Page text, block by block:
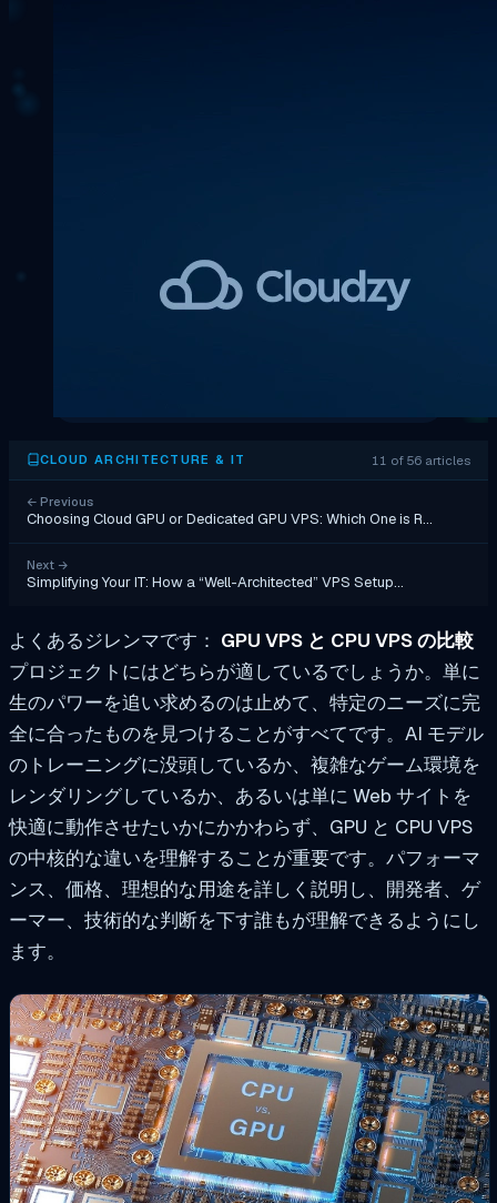
CLOUD ARCHITECTURE & IT 11 of 56 articles
← Previous
Choosing Cloud GPU or Dedicated GPU VPS: Which One is R…
Next →
Simplifying Your IT: How a “Well-Architected” VPS Setup…
よくあるジレンマです： GPU VPS と CPU VPS の比較
プロジェクトにはどちらが適しているでしょうか。単に
生のパワーを追い求めるのは止めて、特定のニーズに完
全に合ったものを見つけることがすべてです。AI モデル
のトレーニングに没頭しているか、複雑なゲーム環境を
レンダリングしているか、あるいは単に Web サイトを
快適に動作させたいかにかかわらず、GPU と CPU VPS
の中核的な違いを理解することが重要です。パフォーマ
ンス、価格、理想的な用途を詳しく説明し、開発者、ゲ
ーマー、技術的な判断を下す誰もが理解できるようにし
ます。